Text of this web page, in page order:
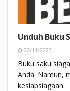
Unduh Buku
02/11/2023
Buku saku
Anda. Namun,
kesiapsiagaan.